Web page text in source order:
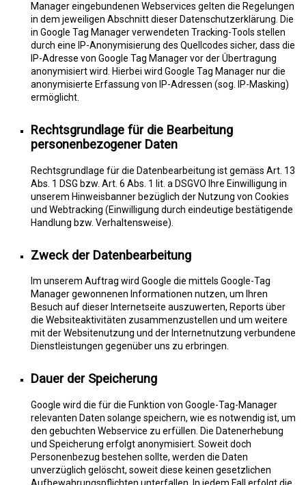
Manager eingebundenen Webservices gelten die Regelungen
in dem jeweiligen Abschnitt dieser Datenschutzerklärung. Die
in Google Tag Manager verwendeten Tracking-Tools stellen
durch eine IP-Anonymisierung des Quellcodes sicher, dass die
IP-Adresse von Google Tag Manager vor der Übertragung
anonymisiert wird. Hierbei wird Google Tag Manager nur die
anonymisierte Erfassung von IP-Adressen (sog. IP-Masking)
ermöglicht.
Rechtsgrundlage für die Bearbeitung
personenbezogener Daten
Rechtsgrundlage für die Datenbearbeitung ist gemäss Art. 13
Abs. 1 DSG bzw. Art. 6 Abs. 1 lit. a DSGVO Ihre Einwilligung in
unserem Hinweisbanner bezüglich der Nutzung von Cookies
und Webtracking (Einwilligung durch eindeutige bestätigende
Handlung bzw. Verhaltensweise).
Zweck der Datenbearbeitung
Im unserem Auftrag wird Google die mittels Google-Tag
Manager gewonnenen Informationen nutzen, um Ihren
Besuch auf dieser Internetseite auszuwerten, Reports über
die Websiteaktivitäten zusammenzustellen und um weitere
mit der Websitenutzung und der Internetnutzung verbundene
Dienstleistungen gegenüber uns zu erbringen.
Dauer der Speicherung
Google wird die für die Funktion von Google-Tag-Manager
relevanten Daten solange speichern, wie es notwendig ist, um
den gebuchten Webservice zu erfüllen. Die Datenerhebung
und Speicherung erfolgt anonymisiert. Soweit doch
Personenbezug bestehen sollte, werden die Daten
unverzüglich gelöscht, soweit diese keinen gesetzlichen
Aufbewahrungspflichten unterfallen. In jedem Fall erfolgt die